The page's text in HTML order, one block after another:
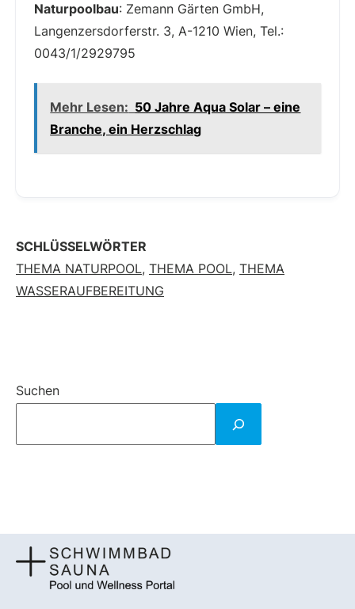
Naturpoolbau: Zemann Gärten GmbH,
Langenzersdorferstr. 3, A-1210 Wien, Tel.:
0043/1/2929795
Mehr Lesen: 50 Jahre Aqua Solar – eine
Branche, ein Herzschlag
SCHLÜSSELWÖRTER
THEMA NATURPOOL, THEMA POOL, THEMA
WASSERAUFBEREITUNG
Suchen